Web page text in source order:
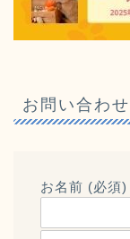
お問い合わせ
お名前 (必須)